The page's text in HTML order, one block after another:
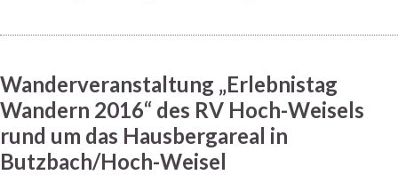
Wanderveranstaltung „Erlebnistag
Wandern 2016“ des RV Hoch-Weisels
rund um das Hausbergareal in
Butzbach/Hoch-Weisel